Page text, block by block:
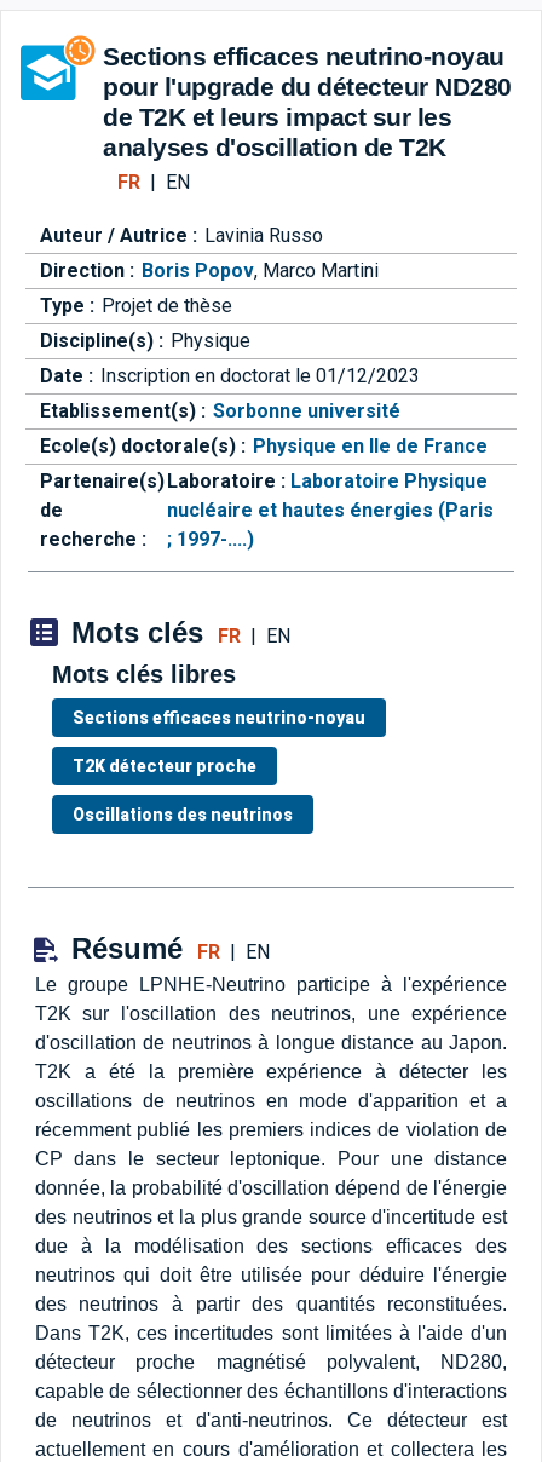
Aller directement à la barre
Sections efficaces neutrino-noyau
pour l'upgrade du détecteur ND280
de T2K et leurs impact sur les
analyses d'oscillation de T2K
FR EN
Auteur / Autrice : Lavinia Russo
Direction : Boris Popov, Marco Martini
Type : Projet de thèse
Discipline(s) : Physique
Date : Inscription en doctorat le 01/12/2023
Etablissement(s) : Sorbonne université
Ecole(s) doctorale(s) : Physique en Ile de France
Partenaire(s)
de
recherche :
Laboratoire : Laboratoire Physique
nucléaire et hautes énergies (Paris
; 1997-....)
Mots clés FR| EN
Mots clés libres
Sections efficaces neutrino-noyau
T2K détecteur proche
Oscillations des neutrinos
Résumé FR| EN
Le groupe LPNHE-Neutrino participe à l'expérience
T2K sur l'oscillation des neutrinos, une expérience
d'oscillation de neutrinos à longue distance au Japon.
T2K a été la première expérience à détecter les
oscillations de neutrinos en mode d'apparition et a
récemment publié les premiers indices de violation de
CP dans le secteur leptonique. Pour une distance
donnée, la probabilité d'oscillation dépend de l'énergie
des neutrinos et la plus grande source d'incertitude est
due à la modélisation des sections efficaces des
neutrinos qui doit être utilisée pour déduire l'énergie
des neutrinos à partir des quantités reconstituées.
Dans T2K, ces incertitudes sont limitées à l'aide d'un
détecteur proche magnétisé polyvalent, ND280,
capable de sélectionner des échantillons d'interactions
de neutrinos et d'anti-neutrinos. Ce détecteur est
actuellement en cours d'amélioration et collectera les